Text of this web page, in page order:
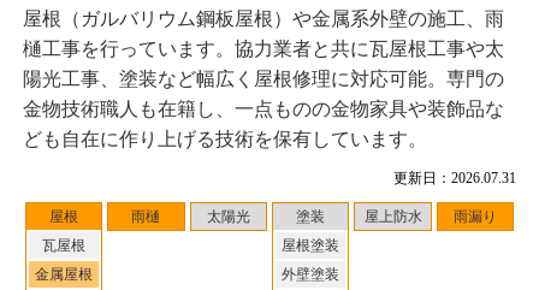
更新日：2026.07.31
屋根
瓦屋根
金属屋根
雨樋 太陽光
塗装
屋根塗装
外壁塗装
屋上防水 雨漏り
屋根（ガルバリウム鋼板屋根）や金属系外壁の施工、雨
樋工事を行っています。協力業者と共に瓦屋根工事や太
陽光工事、塗装など幅広く屋根修理に対応可能。専門の
金物技術職人も在籍し、一点ものの金物家具や装飾品な
ども自在に作り上げる技術を保有しています。